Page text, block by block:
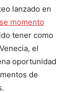
lanzado en
momento
tener como
el
oportunidad
de